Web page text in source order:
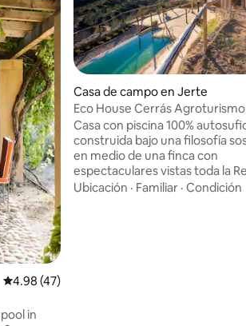
Calificación promedio: 4.98 de 5, 47 reseñas
4.98 (47)
in
Casa de campo en Jerte
Eco House Cerrás Agroturismo
Casa con piscina 100%
construida bajo una filosofía
en medio de una finca con
espectaculares vistas toda la
Natural Garganta de los
Ubicación · Familiar · Condición